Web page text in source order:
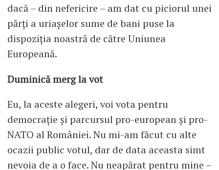
dacă – din nefericire – am dat cu piciorul unei
părți a uriașelor sume de bani puse la
dispoziția noastră de către Uniunea
Europeană.
Duminică merg la vot
Eu, la aceste alegeri, voi vota pentru
democrație și parcursul pro-european și pro-
NATO al României. Nu mi-am făcut cu alte
ocazii public votul, dar de data aceasta simt
nevoia de a o face. Nu neapărat pentru mine –